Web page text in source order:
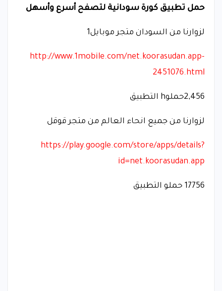
حمل تطبيق كورة سودانية لتصفح أسرع وأسهل
لزوارنا من السودان متجر موبايل1
http://www.1mobile.com/net.koorasudan.app-
2451076.html
2,456حملوh التطبيق
لزوارنا من جميع انحاء العالم من متجر قوقل
https://play.google.com/store/apps/details?
id=net.koorasudan.app
17756 حملو التطبيق